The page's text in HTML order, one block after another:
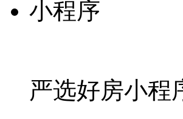
小程序
严选好房小程